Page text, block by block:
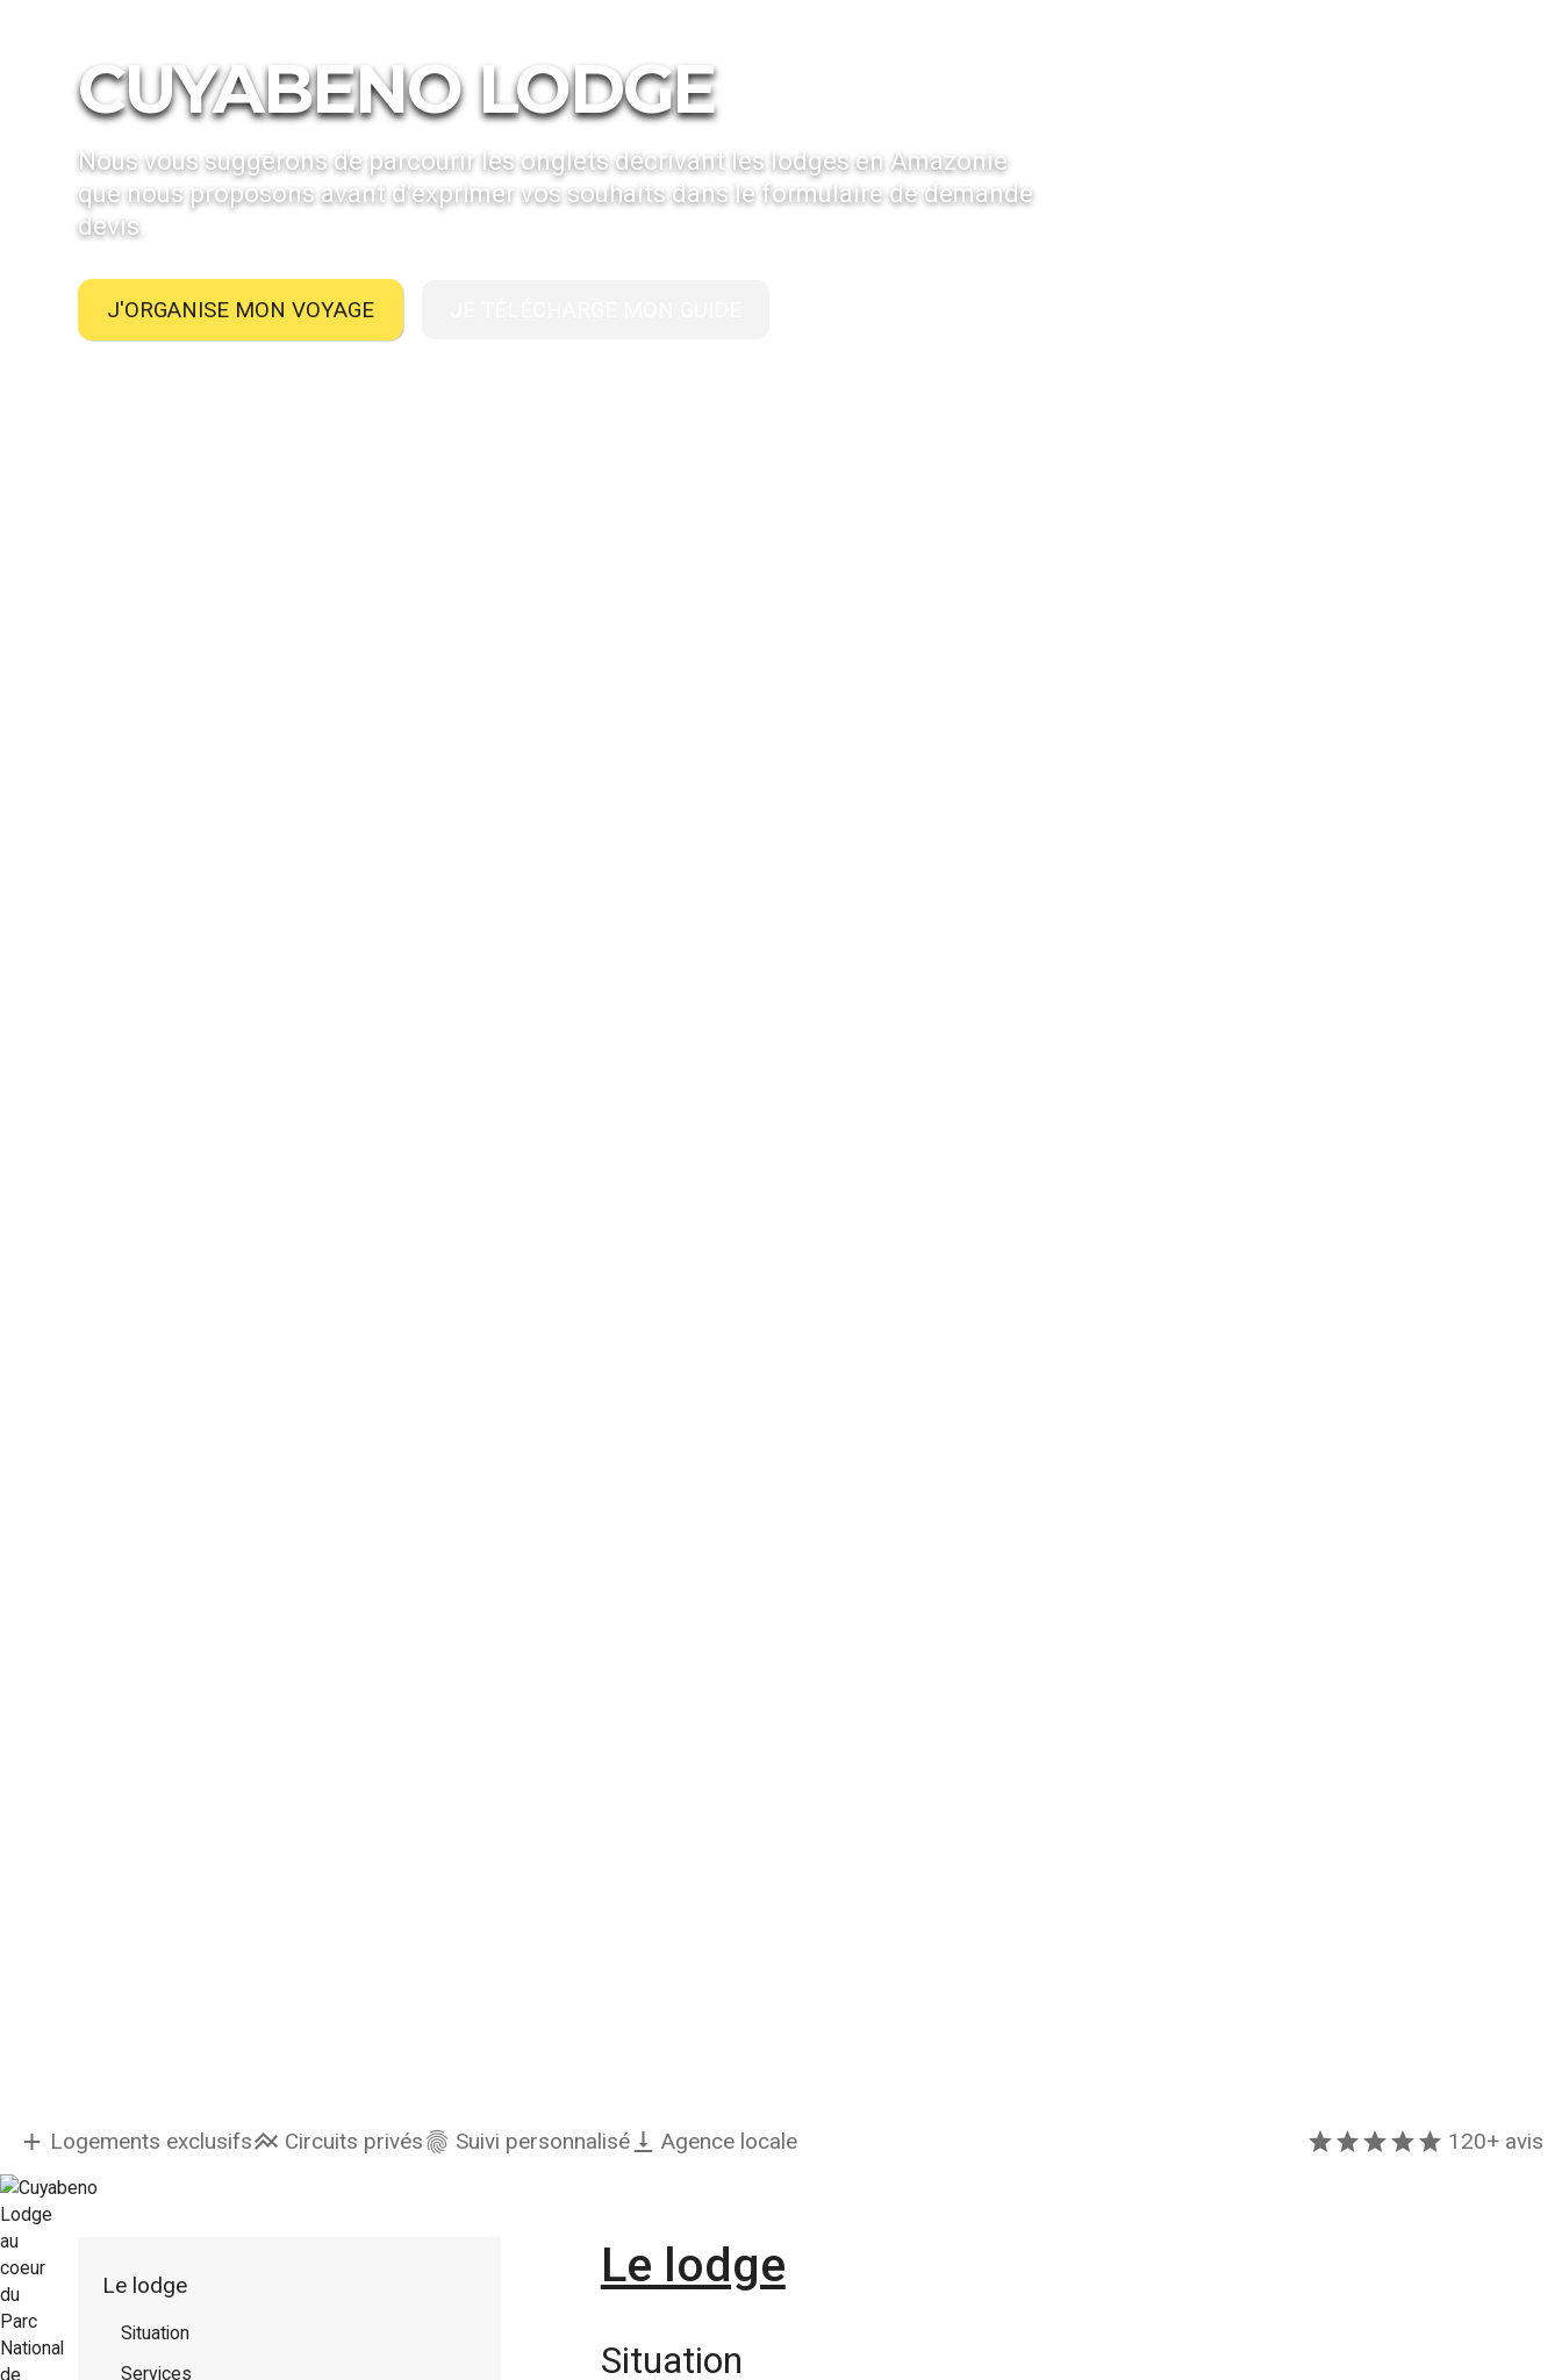
CUYABENO LODGE
Nous vous suggérons de parcourir les onglets décrivant les lodges en Amazonie
que nous proposons avant d’exprimer vos souhaits dans le formulaire de demande
devis.
J'ORGANISE MON VOYAGE
Logements exclusifs Circuits privés Suivi personnalisé Agence locale 120+ avis
Le lodge
Situation
Services
Le lodge
Situation